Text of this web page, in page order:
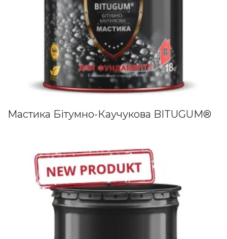
Мастика Бітумно-Каучукова BITUGUM®